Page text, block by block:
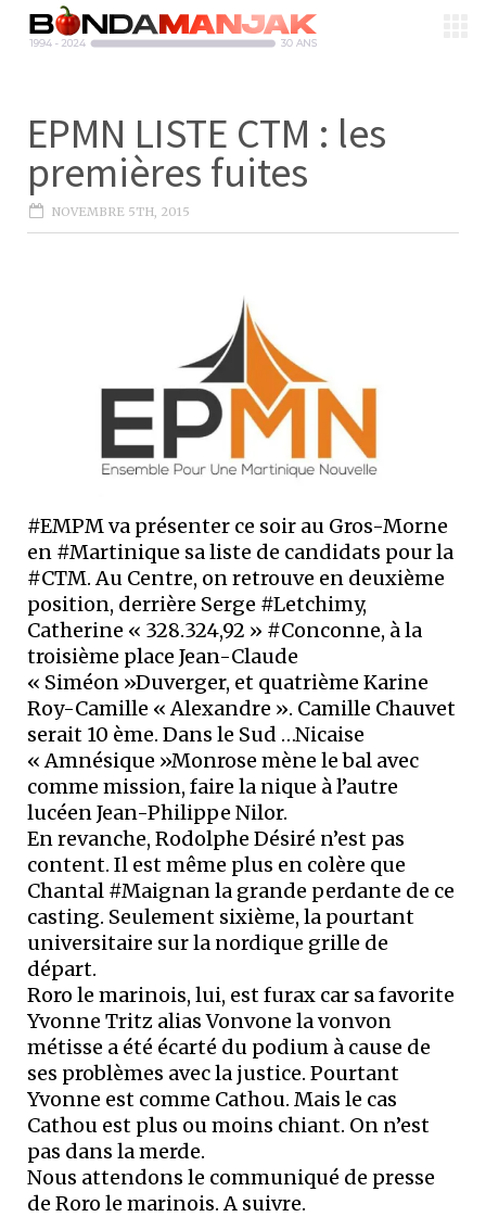
EPMN LISTE CTM : les
premières fuites
NOVEMBRE 5TH, 2015
#EMPM va présenter ce soir au Gros-Morne
en #Martinique sa liste de candidats pour la
#CTM. Au Centre, on retrouve en deuxième
position, derrière Serge #Letchimy,
Catherine « 328.324,92 » #Conconne, à la
troisième place Jean-Claude
« Siméon »Duverger, et quatrième Karine
Roy-Camille « Alexandre ». Camille Chauvet
serait 10 ème. Dans le Sud …Nicaise
« Amnésique »Monrose mène le bal avec
comme mission, faire la nique à l’autre
lucéen Jean-Philippe Nilor.
En revanche, Rodolphe Désiré n’est pas
content. Il est même plus en colère que
Chantal #Maignan la grande perdante de ce
casting. Seulement sixième, la pourtant
universitaire sur la nordique grille de
départ.
Roro le marinois, lui, est furax car sa favorite
Yvonne Tritz alias Vonvone la vonvon
métisse a été écarté du podium à cause de
ses problèmes avec la justice. Pourtant
Yvonne est comme Cathou. Mais le cas
Cathou est plus ou moins chiant. On n’est
pas dans la merde.
Nous attendons le communiqué de presse
de Roro le marinois. A suivre.